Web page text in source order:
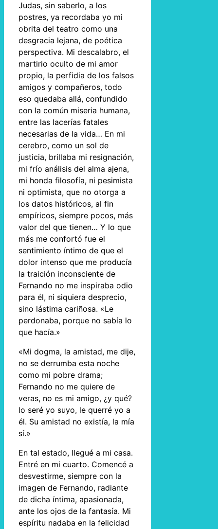
Judas, sin saberlo, a los
postres, ya recordaba yo mi
obrita del teatro como una
desgracia lejana, de poética
perspectiva. Mi descalabro, el
martirio oculto de mi amor
propio, la perfidia de los falsos
amigos y compañeros, todo
eso quedaba allá, confundido
con la común miseria humana,
entre las lacerías fatales
necesarias de la vida… En mi
cerebro, como un sol de
justicia, brillaba mi resignación,
mi frío análisis del alma ajena,
mi honda filosofía, ni pesimista
ni optimista, que no otorga a
los datos históricos, al fin
empíricos, siempre pocos, más
valor del que tienen… Y lo que
más me confortó fue el
sentimiento íntimo de que el
dolor intenso que me producía
la traición inconsciente de
Fernando no me inspiraba odio
para él, ni siquiera desprecio,
sino lástima cariñosa. «Le
perdonaba, porque no sabía lo
que hacía.»
«Mi dogma, la amistad, me dije,
no se derrumba esta noche
como mi pobre drama;
Fernando no me quiere de
veras, no es mi amigo, ¿y qué?
lo seré yo suyo, le querré yo a
él. Su amistad no existía, la mía
sí.»
En tal estado, llegué a mi casa.
Entré en mi cuarto. Comencé a
desvestirme, siempre con la
imagen de Fernando, radiante
de dicha íntima, apasionada,
ante los ojos de la fantasía. Mi
espíritu nadaba en la felicidad